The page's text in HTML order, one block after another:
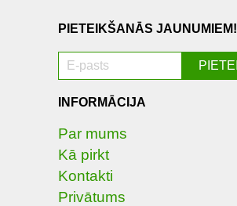
PIETEIKŠANĀS JAUNUMIEM!
INFORMĀCIJA
Par mums
Kā pirkt
Kontakti
Privātums